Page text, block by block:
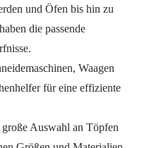
und Öfen bis hin zu
die passende
Waagen
für eine effiziente
Auswahl an Töpfen